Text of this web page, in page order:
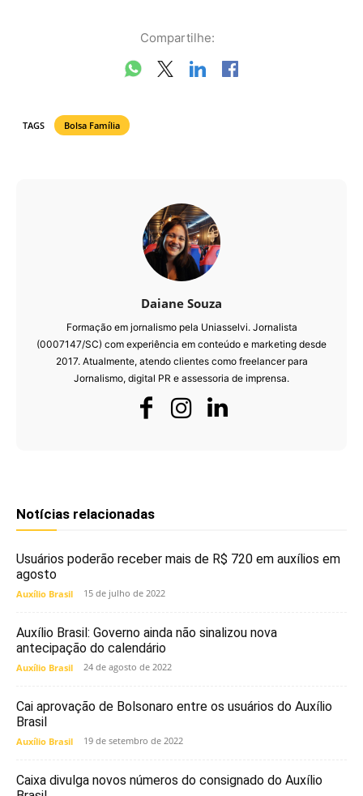
Compartilhe:
TAGS Bolsa Família
Daiane Souza
Formação em jornalismo pela Uniasselvi. Jornalista
(0007147/SC) com experiência em conteúdo e marketing desde
2017. Atualmente, atendo clientes como freelancer para
Jornalismo, digital PR e assessoria de imprensa.
Notícias relacionadas
Usuários poderão receber mais de R$ 720 em auxílios em
agosto
Auxílio Brasil 15 de julho de 2022
Auxílio Brasil: Governo ainda não sinalizou nova
antecipação do calendário
Auxílio Brasil 24 de agosto de 2022
Cai aprovação de Bolsonaro entre os usuários do Auxílio
Brasil
Auxílio Brasil 19 de setembro de 2022
Caixa divulga novos números do consignado do Auxílio